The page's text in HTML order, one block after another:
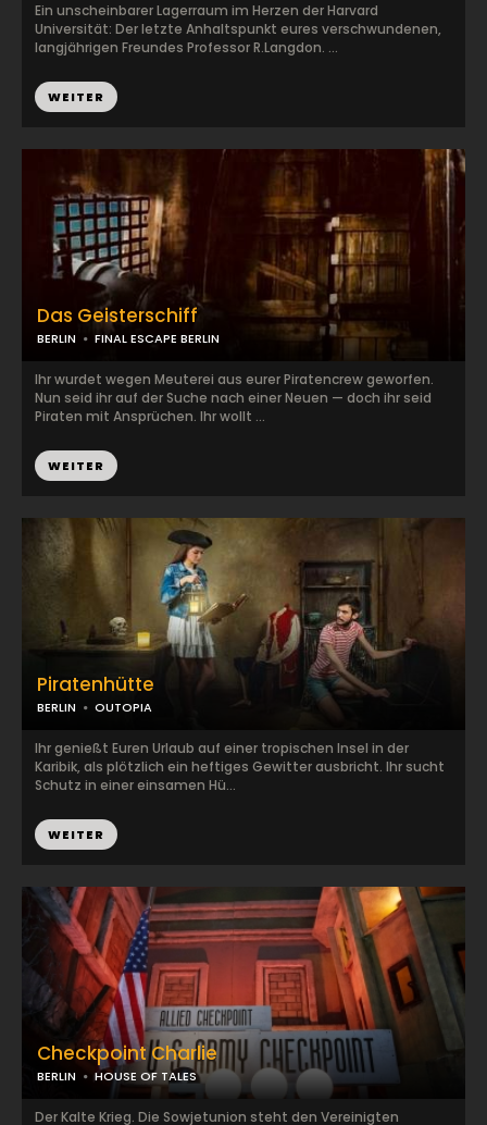
Ein unscheinbarer Lagerraum im Herzen der Harvard
Universität: Der letzte Anhaltspunkt eures verschwundenen,
langjährigen Freundes Professor R.Langdon. ...
WEITER
Piratenhütte
BERLIN OUTOPIA
Ihr genießt Euren Urlaub auf einer tropischen Insel in der
Karibik, als plötzlich ein heftiges Gewitter ausbricht. Ihr sucht
Schutz in einer einsamen Hü...
WEITER
Das Geisterschiff
BERLIN FINAL ESCAPE BERLIN
Ihr wurdet wegen Meuterei aus eurer Piratencrew geworfen.
Nun seid ihr auf der Suche nach einer Neuen — doch ihr seid
Piraten mit Ansprüchen. Ihr wollt ...
WEITER
Checkpoint Charlie
BERLIN HOUSE OF TALES
Der Kalte Krieg. Die Sowjetunion steht den Vereinigten